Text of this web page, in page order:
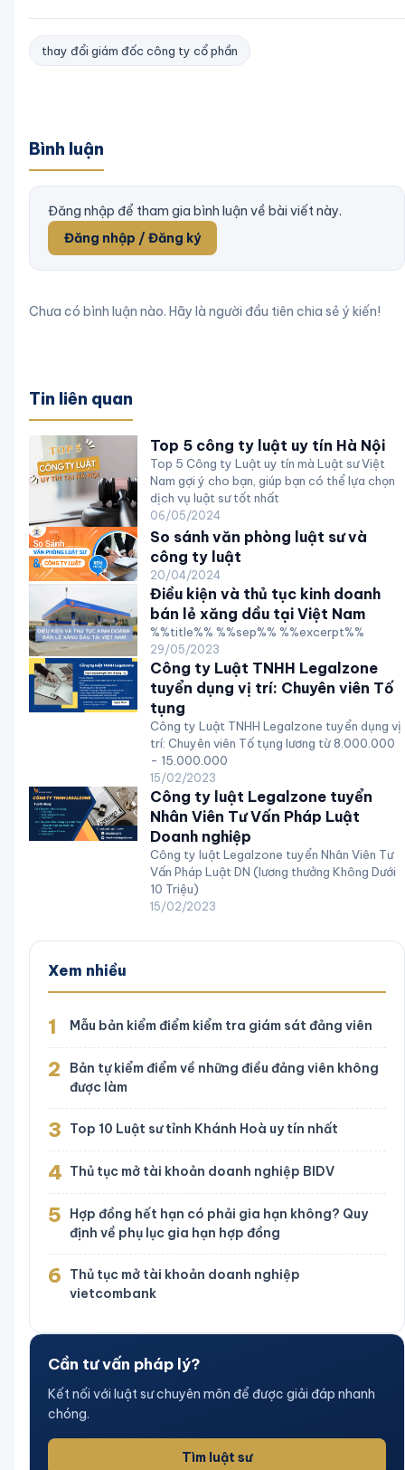
thay đổi giám đốc công ty cổ phần
Bình luận
Đăng nhập để tham gia bình luận về bài viết này.
Đăng nhập / Đăng ký
Chưa có bình luận nào. Hãy là người đầu tiên chia sẻ ý kiến!
Tin liên quan
Top 5 công ty luật uy tín Hà Nội
Top 5 Công ty Luật uy tín mà Luật sư Việt
Nam gợi ý cho bạn, giúp bạn có thể lựa chọn
dịch vụ luật sư tốt nhất
06/05/2024
So sánh văn phòng luật sư và
công ty luật
20/04/2024
Điều kiện và thủ tục kinh doanh
bán lẻ xăng dầu tại Việt Nam
%%title%% %%sep%% %%excerpt%%
29/05/2023
Công ty Luật TNHH Legalzone
tuyển dụng vị trí: Chuyên viên Tố
tụng
Công ty Luật TNHH Legalzone tuyển dụng vị
trí: Chuyên viên Tố tụng lương từ 8.000.000
- 15.000.000
15/02/2023
Công ty luật Legalzone tuyển
Nhân Viên Tư Vấn Pháp Luật
Doanh nghiệp
Công ty luật Legalzone tuyển Nhân Viên Tư
Vấn Pháp Luật DN (lương thưởng Không Dưới
10 Triệu)
15/02/2023
Xem nhiều
1 Mẫu bản kiểm điểm kiểm tra giám sát đảng viên
2
Bản tự kiểm điểm về những điều đảng viên không
được làm
3 Top 10 Luật sư tỉnh Khánh Hoà uy tín nhất
4 Thủ tục mở tài khoản doanh nghiệp BIDV
5
Hợp đồng hết hạn có phải gia hạn không? Quy
định về phụ lục gia hạn hợp đồng
6
Thủ tục mở tài khoản doanh nghiệp
vietcombank
Cần tư vấn pháp lý?
Kết nối với luật sư chuyên môn để được giải đáp nhanh
chóng.
Tìm luật sư